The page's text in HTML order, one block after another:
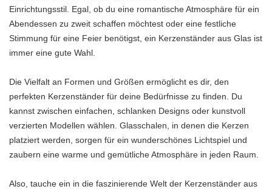
Einrichtungsstil. Egal, ob du eine romantische Atmosphäre für ein
Abendessen zu zweit schaffen möchtest oder eine festliche
Stimmung für eine Feier benötigst, ein Kerzenständer aus Glas ist
immer eine gute Wahl.
Die Vielfalt an Formen und Größen ermöglicht es dir, den
perfekten Kerzenständer für deine Bedürfnisse zu finden. Du
kannst zwischen einfachen, schlanken Designs oder kunstvoll
verzierten Modellen wählen. Glasschalen, in denen die Kerzen
platziert werden, sorgen für ein wunderschönes Lichtspiel und
zaubern eine warme und gemütliche Atmosphäre in jeden Raum.
Also, tauche ein in die faszinierende Welt der Kerzenständer aus